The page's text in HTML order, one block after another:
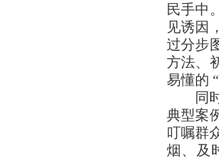
民手中
见诱因
过分步
方法、
易懂的
同时
典型案
叮嘱群
烟、及